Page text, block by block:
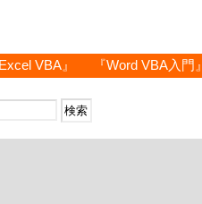
VBA』 『Word VBA入門』